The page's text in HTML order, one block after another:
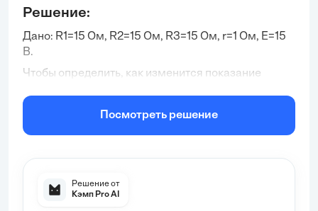
Исходные данные: R
Решение:
Дано: R1=15 Ом, R2=15 Ом, R3=15 Ом, r=1 Ом, Е=15
В.
Чтобы определить, как изменится показание
определить значение напряжения до и после
размыкания ключа.
замкнутом ключе.
Резисторы с обозначением R
параллельно друг другу. Резистор R
Посмотреть решение
Решение от
Кэмп Pro AI